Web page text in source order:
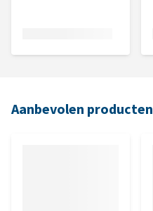
Aanbevolen producten